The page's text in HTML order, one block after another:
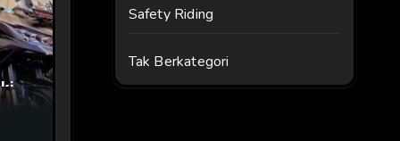
Safety Riding
Tak Berkategori